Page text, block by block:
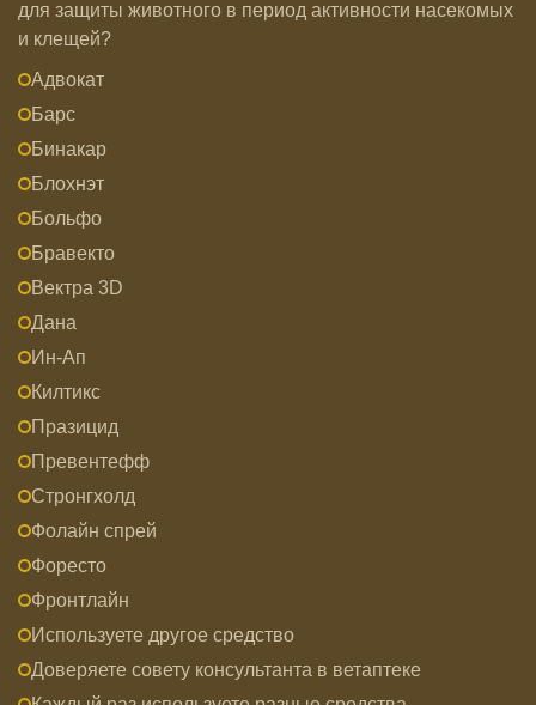
для защиты животного в период активности насекомых
и клещей?
Адвокат
Барс
Бинакар
Блохнэт
Больфо
Бравекто
Вектра 3D
Дана
Ин-Ап
Килтикс
Празицид
Превентефф
Стронгхолд
Фолайн спрей
Форесто
Фронтлайн
Используете другое средство
Доверяете совету консультанта в ветаптеке